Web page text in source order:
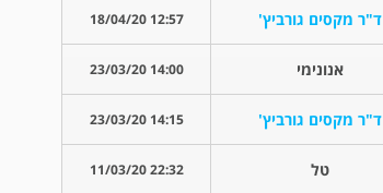
ד"ר מקסים גורביץ' 12:57 18/04/20
אנונימי 14:00 23/03/20
ד"ר מקסים גורביץ' 14:15 23/03/20
טל 22:32 11/03/20